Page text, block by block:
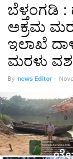
ಬೆಳ್ತಂಗಡಿ
ಅಕ್ರಮ
ಇಲಾಖೆ
ಮರಳು
By news Editor -